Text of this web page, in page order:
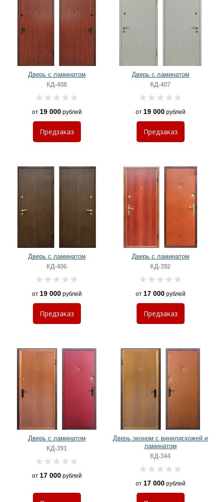
Дверь с ламинатом
КД-408
от 19 000рублей
Предзаказ
Дверь с ламинатом
КД-407
от 19 000рублей
Предзаказ
Дверь с ламинатом
КД-406
от 19 000рублей
Предзаказ
Дверь с ламинатом
КД-392
от 17 000рублей
Предзаказ
Дверь с ламинатом
КД-391
от 17 000рублей
Дверь эконом с винилискожей и
ламинатом
КД-344
от 17 000рублей